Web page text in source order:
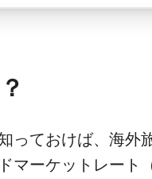
っておけば、海
マーケットレー